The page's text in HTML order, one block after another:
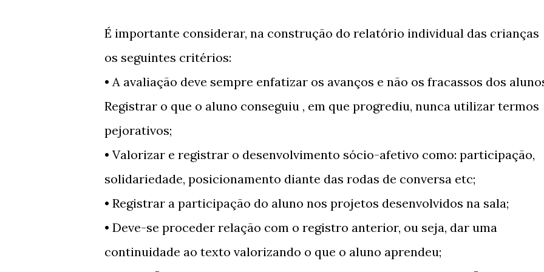
É importante considerar, na construção do relatório individual das crianças
os seguintes critérios:
• A avaliação deve sempre enfatizar os avanços e não os fracassos dos
Registrar o que o aluno conseguiu , em que progrediu, nunca utilizar termos
pejorativos;
• Valorizar e registrar o desenvolvimento sócio-afetivo como: participação,
solidariedade, posicionamento diante das rodas de conversa etc;
• Registrar a participação do aluno nos projetos desenvolvidos na sala;
• Deve-se proceder relação com o registro anterior, ou seja, dar uma
continuidade ao texto valorizando o que o aluno aprendeu;